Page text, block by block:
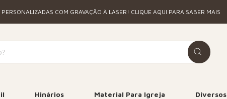
PERSONALIZADAS COM GRAVAÇÃO À LASER! CLIQUE AQUI PARA SABER MAIS
Hinários Material Para Igreja Diversos